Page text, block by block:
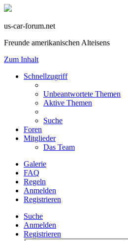
us-car-forum.net
Freunde amerikanischen Alteisens
Zum Inhalt
Schnellzugriff
Unbeantwortete Themen
Aktive Themen
Suche
Foren
Mitglieder
Das Team
Galerie
FAQ
Regeln
Anmelden
Registrieren
Suche
Anmelden
Registrieren